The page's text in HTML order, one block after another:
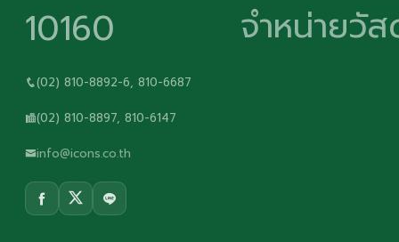
10160
(02) 810-8892-6, 810-6687
(02) 810-8897, 810-6147
info@icons.co.th
จำหน่ายวั